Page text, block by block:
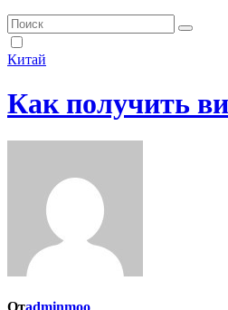
Китай
Как получить
Отadminmoo